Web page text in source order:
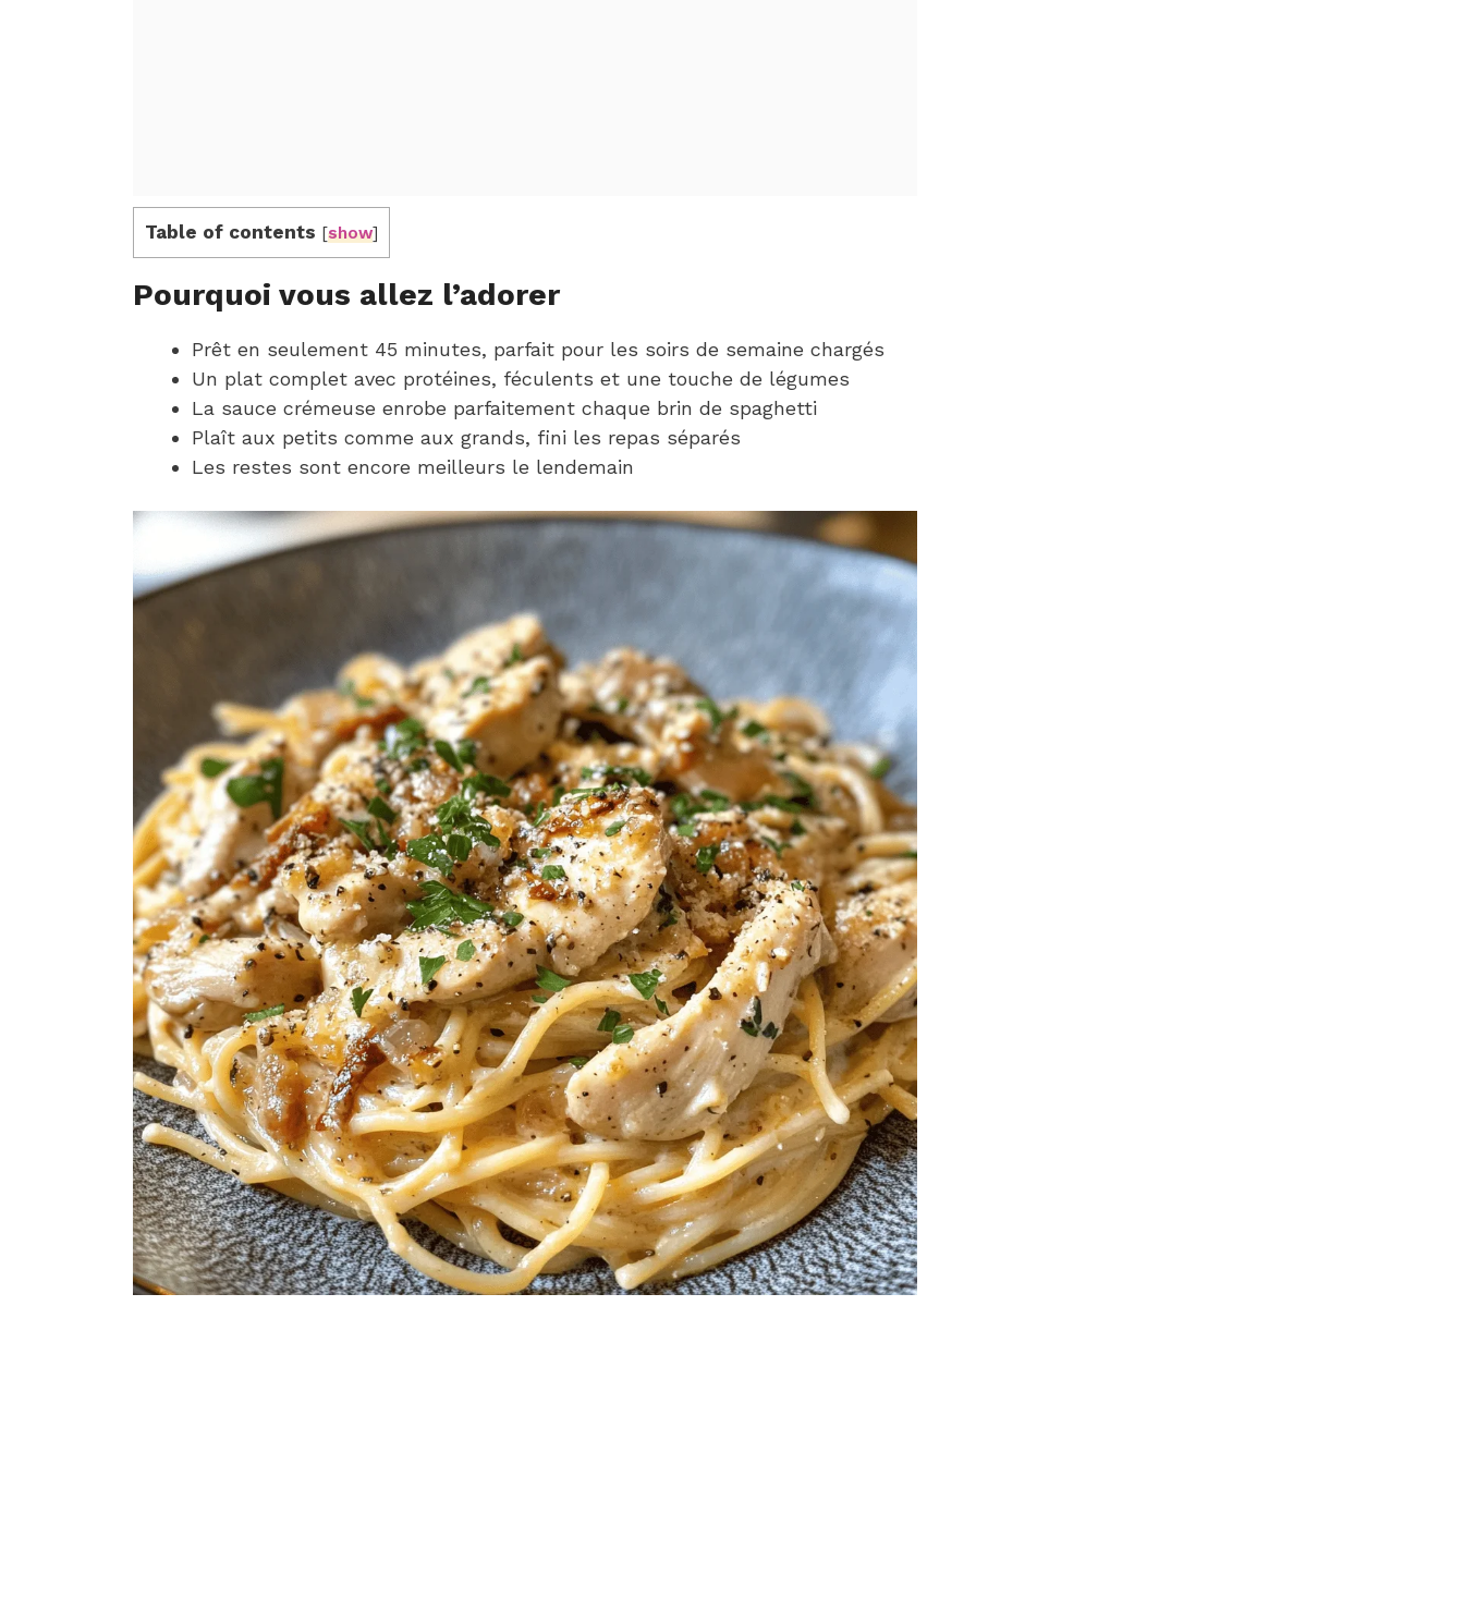
Table of contents [show]
Pourquoi vous allez l’adorer
Prêt en seulement 45 minutes, parfait pour les soirs de semaine chargés
Un plat complet avec protéines, féculents et une touche de légumes
La sauce crémeuse enrobe parfaitement chaque brin de spaghetti
Plaît aux petits comme aux grands, fini les repas séparés
Les restes sont encore meilleurs le lendemain